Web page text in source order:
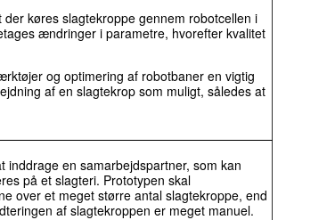
køres slagtekroppe gennem robotcellen i
ændringer i parametre, hvorefter kvalitet
og optimering af robotbaner en vigtig
af en slagtekrop som muligt, således at
en samarbejdspartner, som kan
på et slagteri. Prototypen skal
over et meget større antal slagtekroppe, end
af slagtekroppen er meget manuel.